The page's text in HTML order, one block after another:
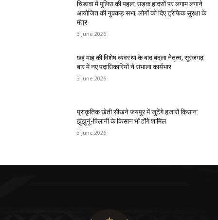
चिड़ावा में पुलिस की पहल: सड़क हादसों पर लगाम लगाने
आयोजित की नुक्कड़ सभा, लोगों को दिए ट्रैफिक सुरक्षा के
मंत्र
3 June 2026
छह माह की विशेष व्यवस्था के बाद बदला नेतृत्व, सूरजगढ़
बार में नए पदाधिकारियों ने संभाला कार्यभार
3 June 2026
प्राकृतिक खेती सीखने जयपुर में जुटेंगे हजारों किसान:
झुंझुनूं-पिलानी के किसान भी होंगे शामिल
3 June 2026